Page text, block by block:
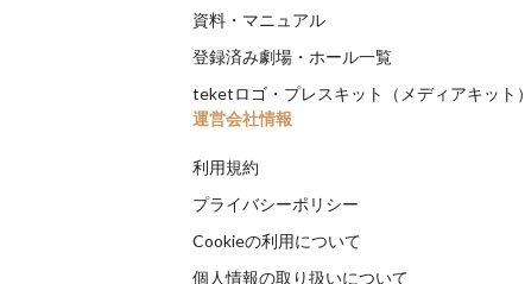
資料・マニュアル
登録済み劇場・ホール一覧
teketロゴ・プレスキット（メディアキット）
運営会社情報
利用規約
プライバシーポリシー
Cookieの利用について
個人情報の取り扱いについて